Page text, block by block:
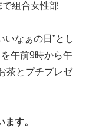
組合女性部
いなぁの日”とし
午前9時から午
茶とプチプレゼ
す。